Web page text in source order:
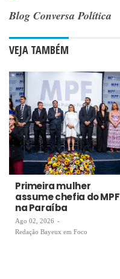
Blog Conversa Política
VEJA TAMBÉM
Primeira mulher
assume chefia do MPF
na Paraíba
Ago 02, 2026 -
Redação Bayeux em Foco